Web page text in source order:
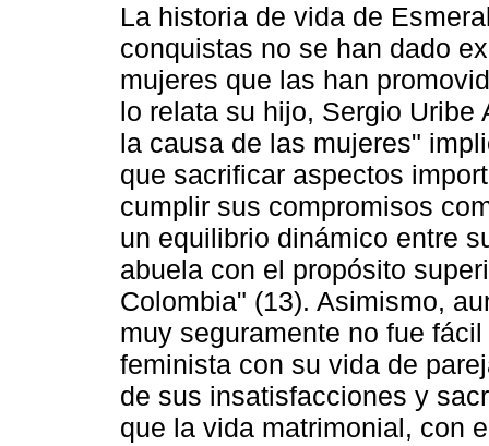
La historia de vida de
conquistas no se han dado
mujeres que las han
lo relata su hijo, Sergio Uribe
la causa de las mujeres"
que sacrificar aspectos
cumplir sus compromisos
un equilibrio dinámico entre
abuela con el propósito
Colombia" (13). Asimismo,
muy seguramente no fue
feminista con su vida de
de sus insatisfacciones y
que la vida matrimonial, con